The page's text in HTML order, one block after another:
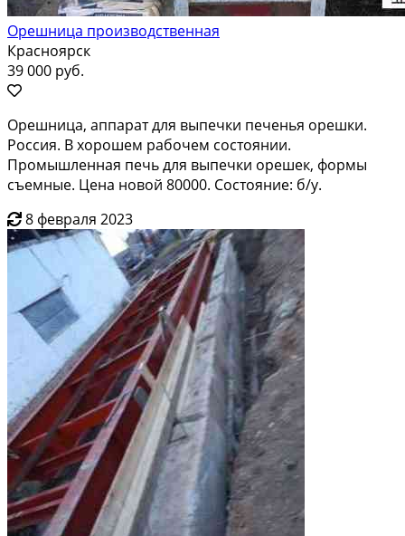
Орешница производственная
Красноярск
39 000 руб.
Орешница, аппарат для выпечки печенья орешки.
Россия. В хорошем рабочем состоянии.
Промышленная печь для выпечки орешек, формы
съемные. Цена новой 80000. Состояние: б/у.
8 февраля 2023